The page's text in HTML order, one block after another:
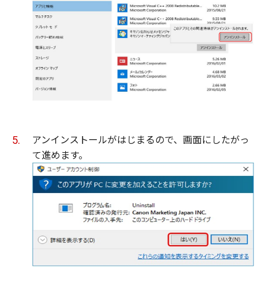
アンインストールがはじまるので、画面にしたがっ
て進めます。